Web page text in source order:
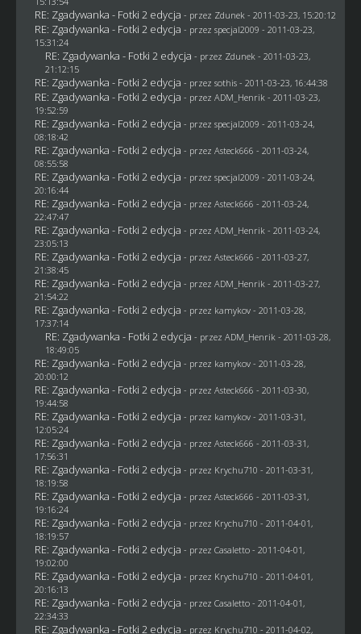
RE: Zgadywanka - Fotki 2 edycja - przez Zdunek - 2011-03-23, 15:20:12
RE: Zgadywanka - Fotki 2 edycja - przez specjal2009 - 2011-03-23,
15:31:24
RE: Zgadywanka - Fotki 2 edycja - przez Zdunek - 2011-03-23,
21:12:15
RE: Zgadywanka - Fotki 2 edycja - przez sothis- 2011-03-23, 16:44:38
RE: Zgadywanka - Fotki 2 edycja - przez ADM_Henrik - 2011-03-23,
19:52:59
RE: Zgadywanka - Fotki 2 edycja - przez specjal2009 - 2011-03-24,
08:18:42
RE: Zgadywanka - Fotki 2 edycja - przez Asteck666 - 2011-03-24,
08:55:58
RE: Zgadywanka - Fotki 2 edycja - przez specjal2009 - 2011-03-24,
20:16:44
RE: Zgadywanka - Fotki 2 edycja - przez Asteck666 - 2011-03-24,
22:47:47
RE: Zgadywanka - Fotki 2 edycja - przez ADM_Henrik - 2011-03-24,
23:05:13
RE: Zgadywanka - Fotki 2 edycja - przez Asteck666 - 2011-03-27,
21:38:45
RE: Zgadywanka - Fotki 2 edycja - przez ADM_Henrik - 2011-03-27,
21:54:22
RE: Zgadywanka - Fotki 2 edycja - przez kamykov- 2011-03-28,
17:37:14
RE: Zgadywanka - Fotki 2 edycja - przez ADM_Henrik - 2011-03-28,
18:49:05
RE: Zgadywanka - Fotki 2 edycja - przez kamykov- 2011-03-28,
20:00:12
RE: Zgadywanka - Fotki 2 edycja - przez Asteck666 - 2011-03-30,
19:44:58
RE: Zgadywanka - Fotki 2 edycja - przez kamykov- 2011-03-31,
12:05:24
RE: Zgadywanka - Fotki 2 edycja - przez Asteck666 - 2011-03-31,
17:56:31
RE: Zgadywanka - Fotki 2 edycja - przez Krychu710 - 2011-03-31,
18:19:58
RE: Zgadywanka - Fotki 2 edycja - przez Asteck666 - 2011-03-31,
19:16:24
RE: Zgadywanka - Fotki 2 edycja - przez Krychu710 - 2011-04-01,
18:19:57
RE: Zgadywanka - Fotki 2 edycja - przez Casaletto- 2011-04-01,
19:02:00
RE: Zgadywanka - Fotki 2 edycja - przez Krychu710 - 2011-04-01,
20:16:13
RE: Zgadywanka - Fotki 2 edycja - przez Casaletto- 2011-04-01,
22:34:33
RE: Zgadywanka - Fotki 2 edycja - przez Krychu710 - 2011-04-02,